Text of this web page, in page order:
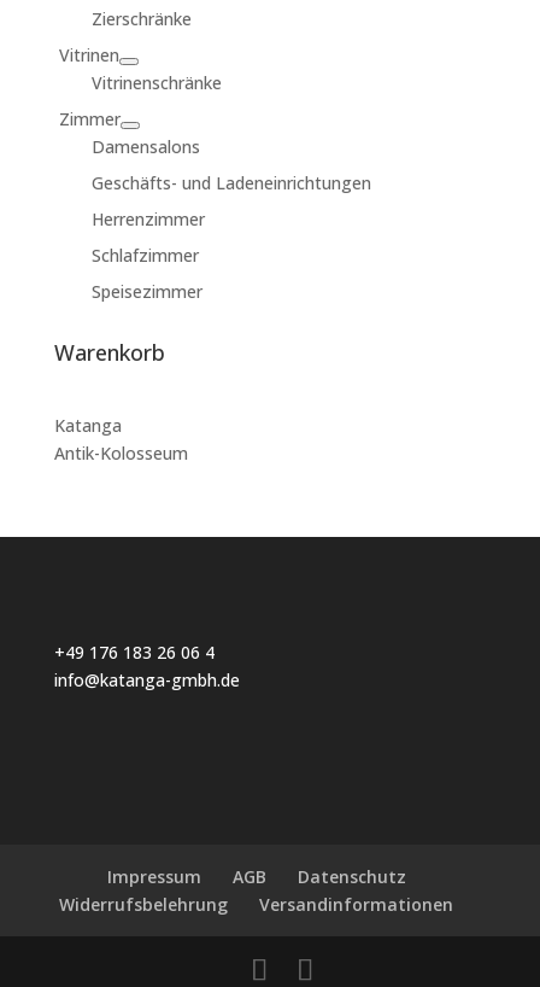
Zierschränke
Vitrinen
Vitrinenschränke
Zimmer
Damensalons
Geschäfts- und Ladeneinrichtungen
Herrenzimmer
Schlafzimmer
Speisezimmer
Warenkorb
Katanga
Antik-Kolosseum
+49 176 183 26 06 4
info@katanga-gmbh.de
Impressum AGB
Datenschutz
Widerrufsbelehrung
Versandinformationen